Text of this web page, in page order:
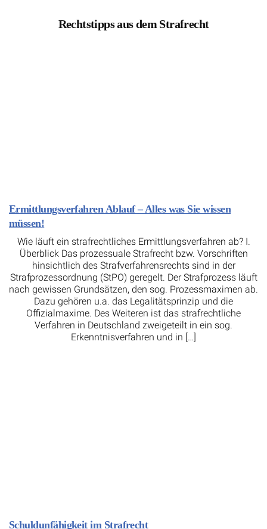
Rechtstipps aus dem Strafrecht
Ermittlungsverfahren Ablauf – Alles was Sie wissen
müssen!
Wie läuft ein strafrechtliches Ermittlungsverfahren ab? I.
Überblick Das prozessuale Strafrecht bzw. Vorschriften
hinsichtlich des Strafverfahrensrechts sind in der
Strafprozessordnung (StPO) geregelt. Der Strafprozess läuft
nach gewissen Grundsätzen, den sog. Prozessmaximen ab.
Dazu gehören u.a. das Legalitätsprinzip und die
Offizialmaxime. Des Weiteren ist das strafrechtliche
Verfahren in Deutschland zweigeteilt in ein sog.
Erkenntnisverfahren und in […]
Schuldunfähigkeit im Strafrecht